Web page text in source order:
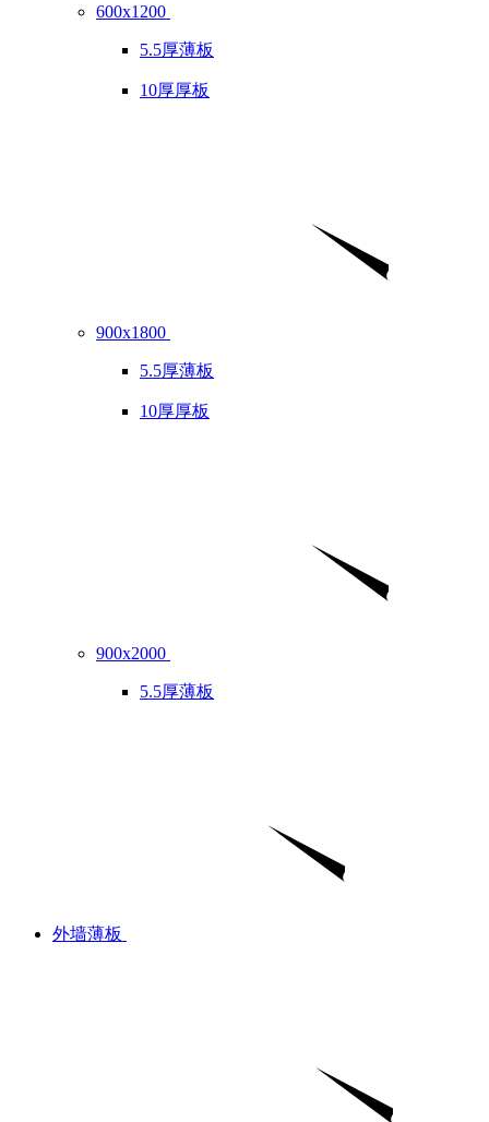
600x1200
5.5厚薄板
10厚厚板
900x1800
5.5厚薄板
10厚厚板
900x2000
5.5厚薄板
外墙薄板